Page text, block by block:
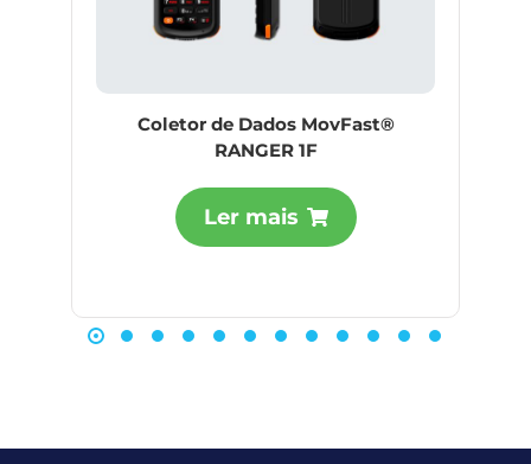
Coletor de Dados MovFast®
RANGER 1F
Ler mais